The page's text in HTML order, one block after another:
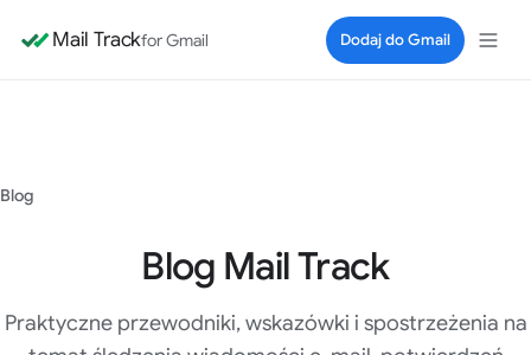
Mail Trackfor Gmail Dodaj do Gmail
Blog
Blog Mail Track
Praktyczne przewodniki, wskazówki i spostrzeżenia na